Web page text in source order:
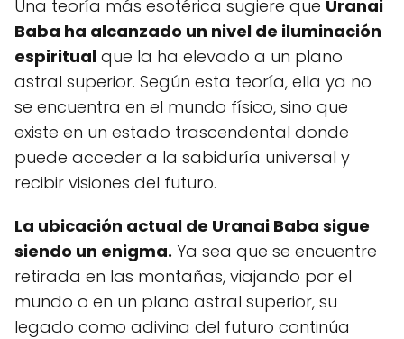
Una teoría más esotérica sugiere que Uranai
Baba ha alcanzado un nivel de iluminación
espiritual que la ha elevado a un plano
astral superior. Según esta teoría, ella ya no
se encuentra en el mundo físico, sino que
existe en un estado trascendental donde
puede acceder a la sabiduría universal y
recibir visiones del futuro.
La ubicación actual de Uranai Baba sigue
siendo un enigma. Ya sea que se encuentre
retirada en las montañas, viajando por el
mundo o en un plano astral superior, su
legado como adivina del futuro continúa